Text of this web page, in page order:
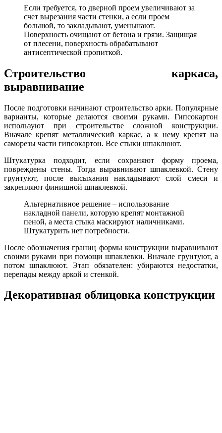
Если требуется, то дверной проем увеличивают за
счет вырезания части стенки, а если проем
большой, то закладывают, уменьшают.
Поверхность очищают от бетона и грязи. Защищая
от плесени, поверхность обрабатывают
антисептической пропиткой.
Строительство каркаса,
выравнивание
После подготовки начинают строительство арки. Популярные
варианты, которые делаются своими руками. Гипсокартон
используют при строительстве сложной конструкции.
Вначале крепят металлический каркас, а к нему крепят на
саморезы части гипсокартон. Все стыки шпаклюют.
Штукатурка подходит, если сохраняют форму проема,
повреждены стены. Тогда выравнивают шпаклевкой. Стену
грунтуют, после высыхания накладывают слой смеси и
закрепляют финишной шпаклевкой.
Альтернативное решение – использование
накладной панели, которую крепят монтажной
пеной, а места стыка маскируют наличниками.
Штукатурить нет потребности.
После обозначения границ формы конструкции выравнивают
своими руками при помощи шпаклевки. Вначале грунтуют, а
потом шпаклюют. Этап обязателен: убираются недостатки,
перепады между аркой и стенкой.
Декоративная облицовка конструкции